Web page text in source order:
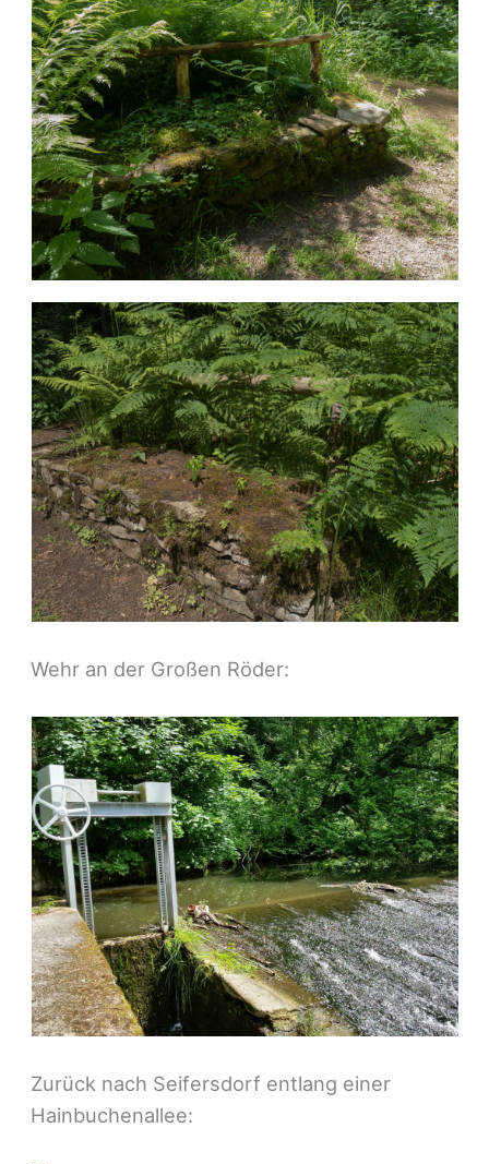
Wehr an der Großen Röder:
Zurück nach Seifersdorf entlang einer
Hainbuchenallee: